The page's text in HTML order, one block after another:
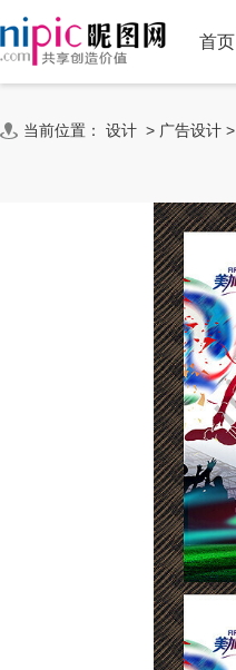
首页
当前位置： 设计 > 广告设计 >